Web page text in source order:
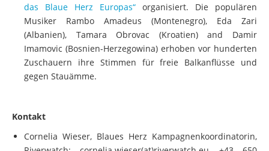
das Blaue Herz Europas“ organisiert. Die populären
Musiker Rambo Amadeus (Montenegro), Eda Zari
(Albanien), Tamara Obrovac (Kroatien) and Damir
Imamovic (Bosnien-Herzegowina) erhoben vor hunderten
Zuschauern ihre Stimmen für freie Balkanflüsse und
gegen Stauämme.
Kontakt
Cornelia Wieser, Blaues Herz Kampagnenkoordinatorin,